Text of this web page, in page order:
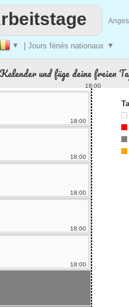
▼ | Jours fériés nationaux ▼
und füge deine freien
18:00
18:00
18:00
18:00
18:00
18:00